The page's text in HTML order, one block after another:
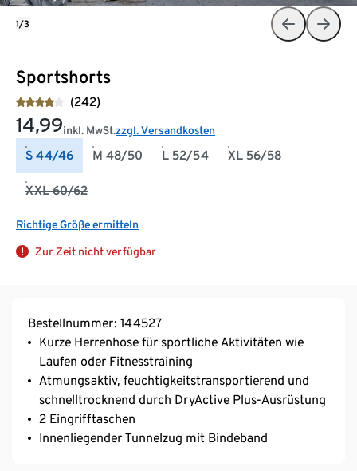
Sportshorts
(242)
14,99inkl. MwSt.zzgl. Versandkosten
S 44/46 M 48/50 L 52/54 XL 56/58
XXL 60/62
Richtige Größe ermitteln
Zur Zeit nicht verfügbar
1/3
Bestellnummer: 144527
Kurze Herrenhose für sportliche Aktivitäten wie
Laufen oder Fitnesstraining
Atmungsaktiv, feuchtigkeitstransportierend und
schnelltrocknend durch DryActive Plus-Ausrüstung
2 Eingrifftaschen
Innenliegender Tunnelzug mit Bindeband